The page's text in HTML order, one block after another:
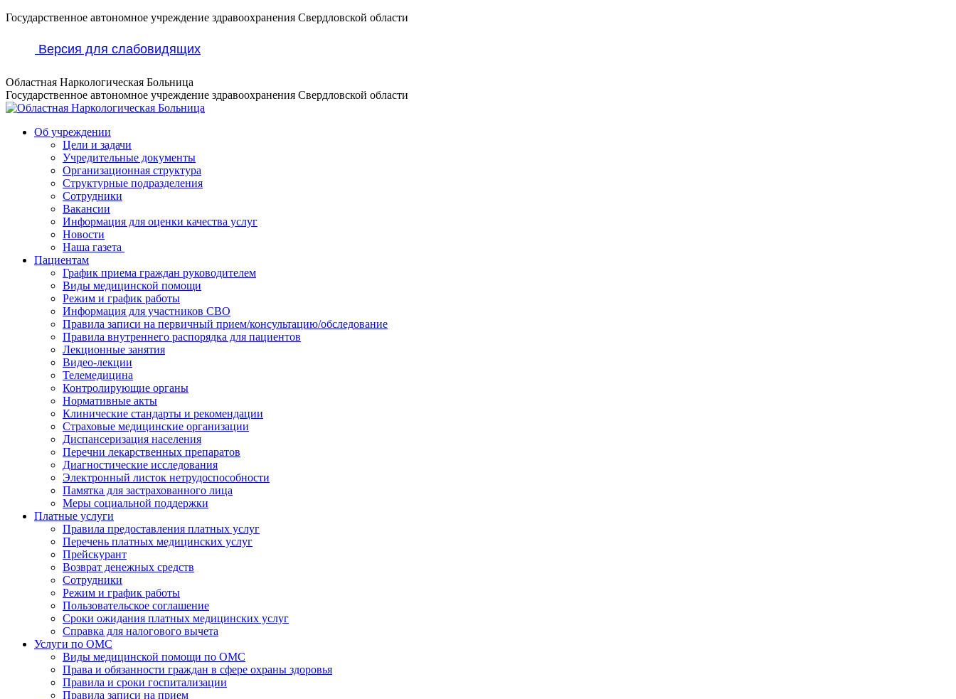
Перейти
содержанию
Государственное автономное учреждение здравоохранения Свердловской области
Версия для слабовидящих
Областная Наркологическая Больница
Государственное автономное учреждение здравоохранения Свердловской области
Об учреждении
Цели и задачи
Учредительные документы
Организационная структура
Структурные подразделения
Сотрудники
Вакансии
Информация для оценки качества услуг
Новости
​​Наша газета
Пациентам
График приема граждан руководителем
Виды медицинской помощи
Режим и график работы
Информация для участников СВО
Правила записи на первичный прием/консультацию/обследование
Правила внутреннего распорядка для пациентов
Лекционные занятия
Видео-лекции
Телемедицина
Контролирующие органы
Нормативные акты
Клинические стандарты и рекомендации
Страховые медицинские организации
Диспансеризация населения
Перечни лекарственных препаратов
Диагностические исследования
Электронный листок нетрудоспособности
Памятка для застрахованного лица
Меры социальной поддержки
Платные услуги
Правила предоставления платных услуг
Перечень платных медицинских услуг
Прейскурант
Возврат денежных средств
Сотрудники
Режим и график работы
Пользовательское соглашение
Сроки ожидания платных медицинских услуг
Справка для налогового вычета
Услуги по ОМС
Виды медицинской помощи по ОМС
Права и обязанности граждан в сфере охраны здоровья
Правила и сроки госпитализации
Правила записи на прием